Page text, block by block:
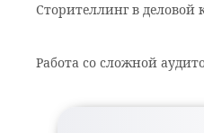
Сторителлинг в
Работа со сложной